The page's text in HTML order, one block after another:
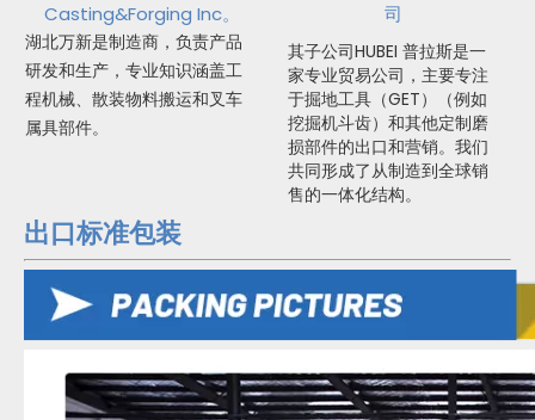
Casting&Forging Inc。
湖北万新是制造商，负责产品
研发和生产，专业知识涵盖工
程机械、散装物料搬运和叉车
属具部件。
司
其子公司HUBEI 普拉斯是一
家专业贸易公司，主要专注
于掘地工具（GET）（例如
挖掘机斗齿）和其他定制磨
损部件的出口和营销。我们
共同形成了从制造到全球销
售的一体化结构。
出口标准包装